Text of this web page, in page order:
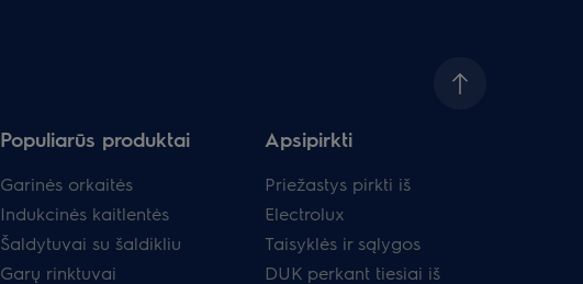
Populiarūs produktai
Garinės orkaitės
Indukcinės kaitlentės
Šaldytuvai su šaldikliu
Garų rinktuvai
Apsipirkti
Priežastys pirkti iš
Electrolux
Taisyklės ir sąlygos
DUK perkant tiesiai iš